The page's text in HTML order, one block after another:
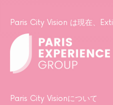
Paris City Vision は現在、
Paris City Visionについて